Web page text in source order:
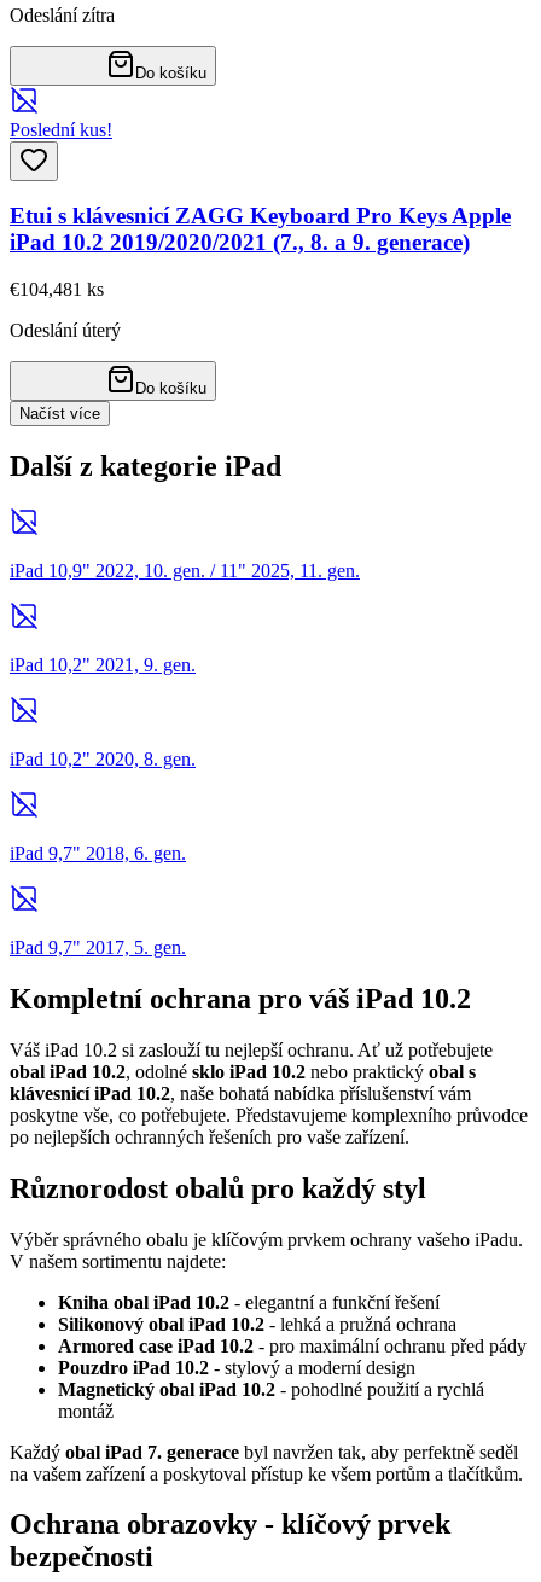
Odeslání zítra
Do košíku
Poslední kus!
Etui s klávesnicí ZAGG Keyboard Pro Keys Apple
iPad 10.2 2019/2020/2021 (7., 8. a 9. generace)
€104,481 ks
Odeslání úterý
Do košíku
Načíst více
Další z kategorie iPad
iPad 10,9" 2022, 10. gen. / 11" 2025, 11. gen.
iPad 10,2" 2021, 9. gen.
iPad 10,2" 2020, 8. gen.
iPad 9,7" 2018, 6. gen.
iPad 9,7" 2017, 5. gen.
Kompletní ochrana pro váš iPad 10.2
Váš iPad 10.2 si zaslouží tu nejlepší ochranu. Ať už potřebujete
obal iPad 10.2, odolné sklo iPad 10.2 nebo praktický obal s
klávesnicí iPad 10.2, naše bohatá nabídka příslušenství vám
poskytne vše, co potřebujete. Představujeme komplexního průvodce
po nejlepších ochranných řešeních pro vaše zařízení.
Různorodost obalů pro každý styl
Výběr správného obalu je klíčovým prvkem ochrany vašeho iPadu.
V našem sortimentu najdete:
Kniha obal iPad 10.2 - elegantní a funkční řešení
Silikonový obal iPad 10.2 - lehká a pružná ochrana
Armored case iPad 10.2 - pro maximální ochranu před pády
Pouzdro iPad 10.2 - stylový a moderní design
Magnetický obal iPad 10.2 - pohodlné použití a rychlá
montáž
Každý obal iPad 7. generace byl navržen tak, aby perfektně seděl
na vašem zařízení a poskytoval přístup ke všem portům a tlačítkům.
Ochrana obrazovky - klíčový prvek
bezpečnosti